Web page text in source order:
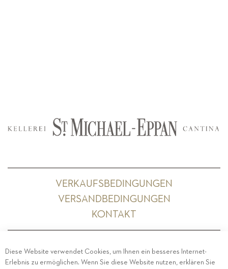
VERKAUFSBEDINGUNGEN
VERSANDBEDINGUNGEN
KONTAKT
PRIVACY-IMPRESSUM- COOKIE POLICY-
Diese Website verwendet Cookies, um Ihnen ein besseres Internet-
Erlebnis zu ermöglichen. Wenn Sie diese Website nutzen, erklären Sie